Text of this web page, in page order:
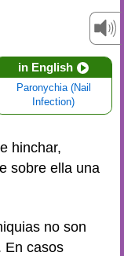
in English
Paronychia (Nail
Infection)
hinchar,
sobre ella una
no son
En casos